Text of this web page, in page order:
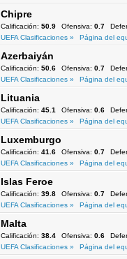
Chipre
Calificación: 50.9 Ofensiva: 0.7
UEFA Clasificaciones »
Página del
Azerbaiyán
Calificación: 50.6 Ofensiva: 0.7
UEFA Clasificaciones »
Página del
Lituania
Calificación: 45.1 Ofensiva: 0.6
UEFA Clasificaciones »
Página del
Luxemburgo
Calificación: 41.6 Ofensiva: 0.7
UEFA Clasificaciones »
Página del
Islas Feroe
Calificación: 39.8 Ofensiva: 0.7
UEFA Clasificaciones »
Página del
Malta
Calificación: 38.4 Ofensiva: 0.6
UEFA Clasificaciones »
Página del